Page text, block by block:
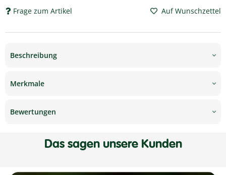
Frage zum Artikel Auf Wunschzettel
Beschreibung
Merkmale
Bewertungen
Das sagen unsere Kunden